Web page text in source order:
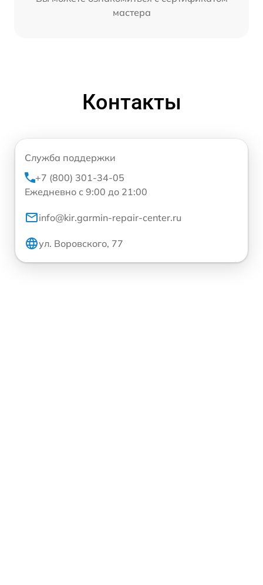
мастера
Контакты
Служба поддержки
+7 (800) 301-34-05
Ежедневно с 9:00 до 21:00
info@kir.garmin-repair-center.ru
ул. Воровского, 77